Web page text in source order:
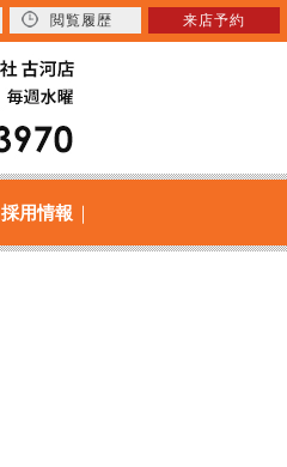
採用情報
閲覧履歴 来店予約